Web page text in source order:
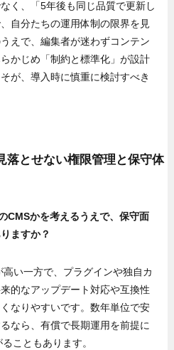
く、「5年後も同じ品質で更新し
自分たちの運用体制の限界を見
えで、編集者が迷わずコンテン
かじめ「制約と標準化」が設計
が、導入時に慎重に検討すべき
落とせない権限管理と保守体
CMSかを考えるうえで、保守面
ますか？
い一方で、プラグインや独自カ
的なアップデート対応や互換性
なりやすいです。数年単位で安
なら、有償で長期運用を前提に
こともあります。